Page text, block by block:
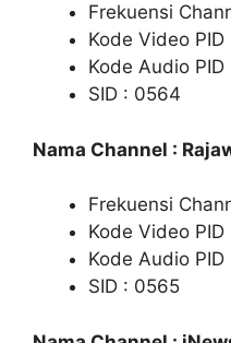
Frekuensi
Kode Video PID
Kode Audio PID
SID : 0564
Nama Channel :
Frekuensi
Kode Video
Kode Audio PID
SID : 0565